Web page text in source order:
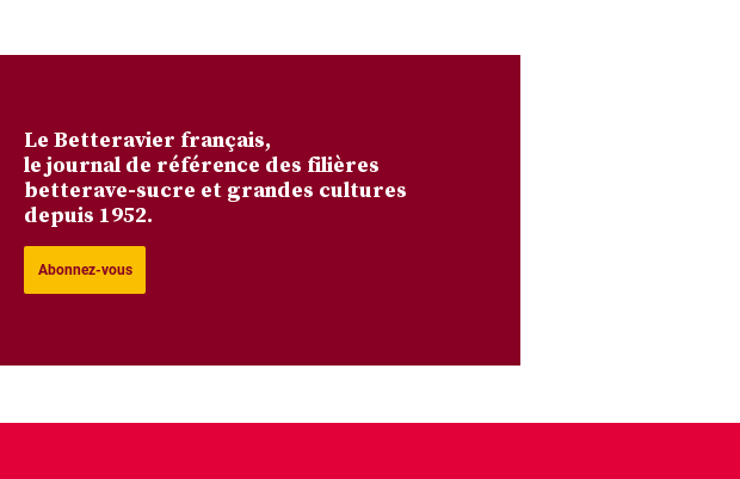
Le Betteravier français,
le journal de référence des filières
betterave-sucre et grandes cultures
depuis 1952.
Abonnez-vous